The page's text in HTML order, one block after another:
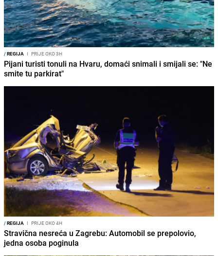
/REGIJA I PRIJE OKO 3H
Pijani turisti tonuli na Hvaru, domaći snimali i smijali se: "Ne
smite tu parkirat"
/REGIJA I PRIJE OKO 4H
Stravična nesreća u Zagrebu: Automobil se prepolovio,
jedna osoba poginula